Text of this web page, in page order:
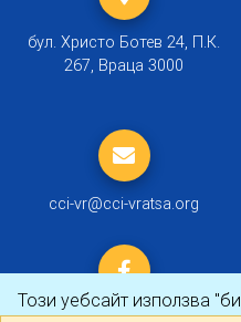
Този уебсайт използва
бул. Христо Ботев 24, П.К.
267, Враца 3000
cci-vr@cci-vratsa.org